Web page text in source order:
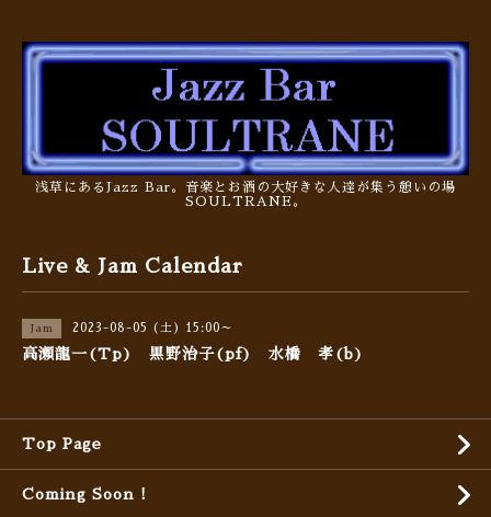
浅草にあるJazz Bar。音楽とお酒の大好きな人達が集う憩いの場
SOULTRANE。
Live & Jam Calendar
Jam 2023-08-05 (土) 15:00～
高瀬龍一(Tp) 黒野治子(pf) 水橋 孝(b)
Top Page
Coming Soon !